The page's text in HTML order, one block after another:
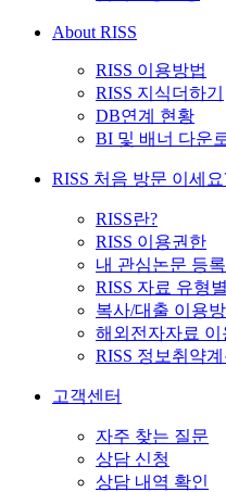
About RISS
RISS 이용방법
RISS 지식더하기
DB연계 현황
BI 및 배너 다운
RISS 처음 방문 이세요
RISS란?
RISS 이용권한
내 관심논문 등
RISS 자료 유형
복사/대출 이용
해외전자자료 이
RISS 정보취약
고객센터
자주 찾는 질문
상담 신청
상담 내역 확인